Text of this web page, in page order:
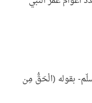
بقوله (الْحَقُّ مِن